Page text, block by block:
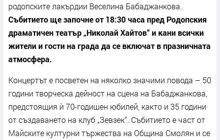
родопските лакърдии Веселина Бабаджанкова.
Събитието ще започне от 18:30 часа пред Родопския
драматичен театър „Николай Хайтов“ и кани всички
жители и гости на града да се включат в празничната
атмосфера.
Концертът е посветен на няколко значими повода – 50
години творческа дейност на сцена на Бабаджанкова,
предстоящия ѝ 70-годишен юбилей, както и 35 години
от създаването на клуб „Зевзек“. Събитието е част от
Майските културни тържества на Община Смолян и се